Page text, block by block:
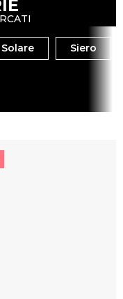
Solare Siero